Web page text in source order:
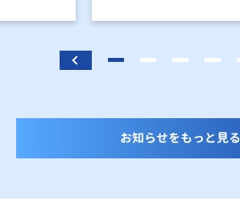
お知らせをもっと見る